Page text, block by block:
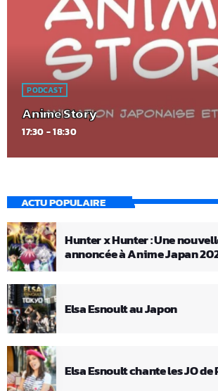
PODCAST
Anime Story
17:30 - 18:30
ACTU POPULAIRE
Hunter x Hunter : Une
annoncée à Anime Japan
Elsa Esnoult au Japon
Elsa Esnoult chante les JO de